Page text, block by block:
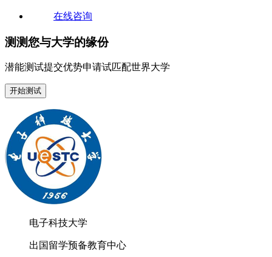
在线咨询
测测您与大学的缘份
潜能测试提交优势申请试匹配世界大学
开始测试
电子科技大学
出国留学预备教育中心